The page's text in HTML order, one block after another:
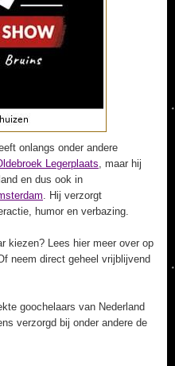
onlangs onder andere
Legerplaats, maar hij
en dus ook in
. Hij verzorgt
humor en verbazing.
kiezen? Lees hier meer over op
neem direct geheel vrijblijvend
goochelaars van Nederland
verzorgd bij onder andere de